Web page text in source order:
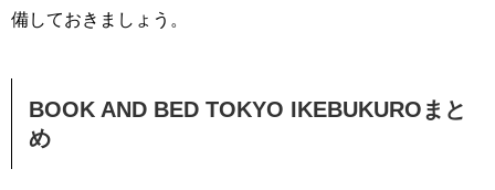
備しておきましょう。
BOOK AND BED TOKYO IKEBUKUROまと
め